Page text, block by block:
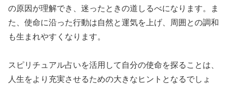
の原因が理解でき、迷ったときの道しるべになります。ま
た、使命に沿った行動は自然と運気を上げ、周囲との調和
も生まれやすくなります。
スピリチュアル占いを活用して自分の使命を探ることは、
人生をより充実させるための大きなヒントとなるでしょ